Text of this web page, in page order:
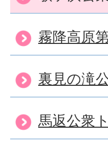
霧降高原
裏見の滝
馬返公衆